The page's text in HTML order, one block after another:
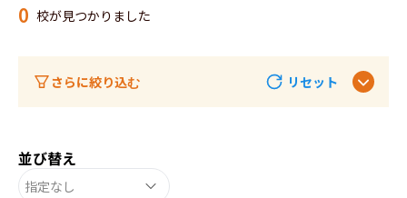
0 校が見つかりました
さらに絞り込む リセット
並び替え
指定なし